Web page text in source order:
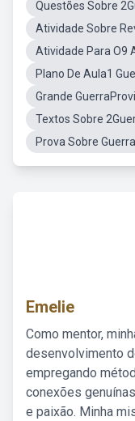
Questões Sobre
Atividade Sobre
Atividade Para O9
Plano De Aula1
Grande
Textos Sobre
Prova Sobre
Emelie
Como mentor,
desenvolvimento
empregando
conexões
e paixão. Minha